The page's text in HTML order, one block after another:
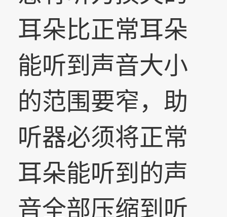
耳朵比正常耳朵
能听到声音大小
的范围要窄，助
听器必须将正常
耳朵能听到的声
音全部压缩到听